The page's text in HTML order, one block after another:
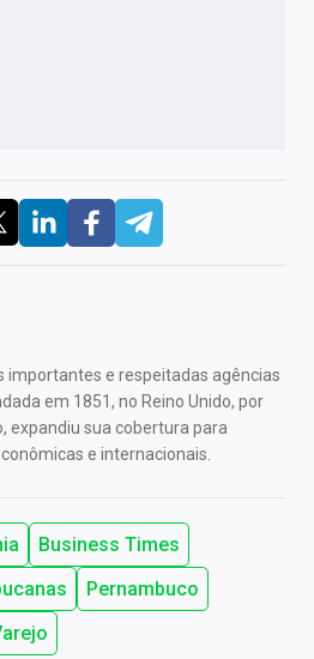
importantes e respeitadas agências
em 1851, no Reino Unido, por
expandiu sua cobertura para
e internacionais.
Business Times
Pernambuco